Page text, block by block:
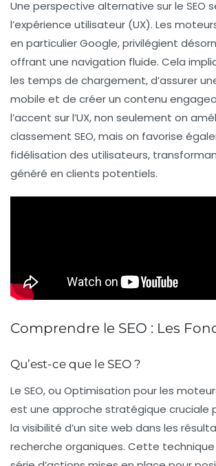
Une perspective alternative sur le SEO
l’expérience utilisateur (UX). Les
en particulier Google, privilégient
offrant une navigation fluide. Cela
les temps de chargement, d’assurer
mobile et de créer un contenu
l’accent sur l’UX, non seulement on
classement SEO, mais on favorise
fidélisation des utilisateurs,
généré en clients potentiels.
Comprendre le SEO : Les
Qu’est-ce que le SEO ?
Le SEO, ou Optimisation pour les
est une approche stratégique cruciale
la visibilité d’un site web dans les
recherche organiques. Cette